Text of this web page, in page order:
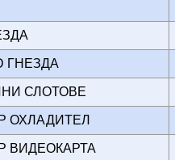
ГНЕЗДА
СЛОТОВЕ
ОХЛАДИТЕЛ
ВИДЕОКАРТА